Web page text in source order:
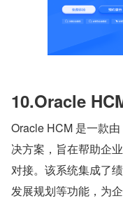
10.Oracle
Oracle HCM 是一款
决方案，旨在帮助企
对接。该系统集成了
发展规划等功能，为